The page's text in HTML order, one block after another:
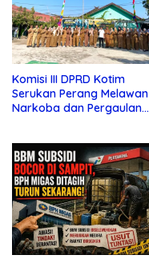
Komisi III DPRD Kotim
Serukan Perang Melawan
Narkoba dan Pergaulan